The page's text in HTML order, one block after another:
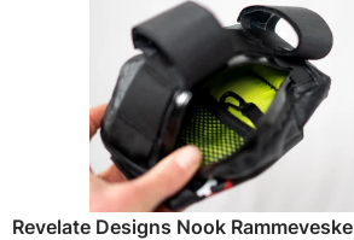
Revelate Designs Nook Rammeveske